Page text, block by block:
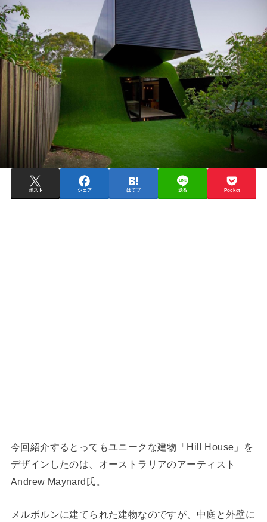
ポスト シェア はてブ 送る Pocket
今回紹介するとってもユニークな建物「Hill House」を
デザインしたのは、オーストラリアのアーティスト
Andrew Maynard氏。
メルボルンに建てられた建物なのですが、中庭と外壁に